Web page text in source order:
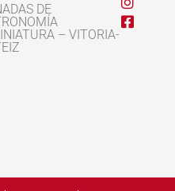
DE
– VITORIA-